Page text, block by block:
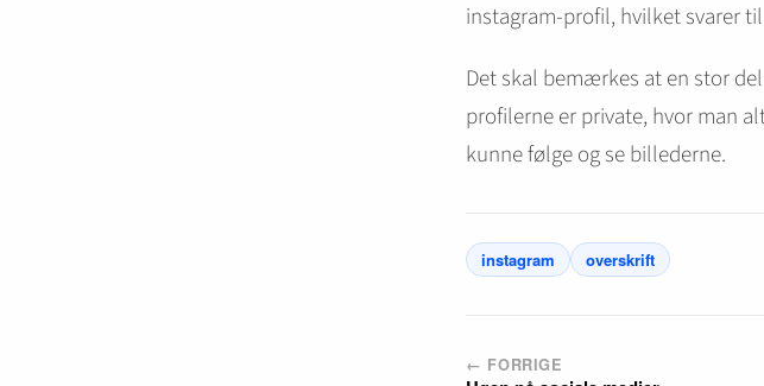
instagram-profil, hvilket svarer
Det skal bemærkes at en stor
profilerne er private, hvor man
kunne følge og se billederne.
instagram overskrift
← FORRIGE